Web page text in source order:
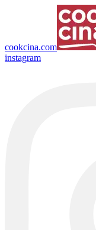
cookcina.com
instagram